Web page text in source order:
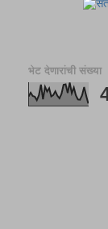
भेट देणारांची संख्या